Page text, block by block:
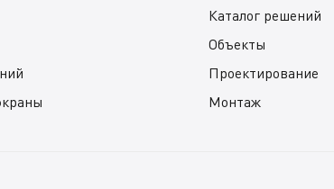
Каталог решений
Объекты
Проектирование
Монтаж